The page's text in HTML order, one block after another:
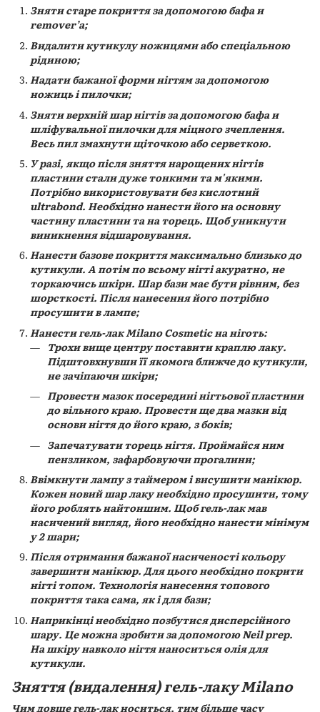
Зняти старе покриття за допомогою бафа и
remover’а;
Видалити кутикулу ножицями або спеціальною
рідиною;
Надати бажаної форми нігтям за допомогою
ножиць і пилочки;
Зняти верхній шар нігтів за допомогою бафа и
шліфувальної пилочки для міцного зчеплення.
Весь пил змахнути щіточкою або серветкою.
У разі, якщо після зняття нарощених нігтів
пластини стали дуже тонкими та м'якими.
Потрібно використовувати без кислотний
ultrabond. Необхідно нанести його на основну
частину пластини та на торець. Щоб уникнути
виникнення відшаровування.
Нанести базове покриття максимально близько до
кутикули. А потім по всьому нігті акуратно, не
торкаючись шкіри. Шар бази має бути рівним, без
шорсткості. Після нанесення його потрібно
просушити в лампе;
Нанести гель-лак Milano Cosmetic на ніготь:
Трохи вище центру поставити краплю лаку.
Підштовхнувши її якомога ближче до кутикули,
не зачіпаючи шкіри;
Провести мазок посередині нігтьової пластини
до вільного краю. Провести ще два мазки від
основи нігтя до його краю, з боків;
Запечатувати торець нігтя. Проймайся ним
пензликом, зафарбовуючи прогалини;
Ввімкнути лампу з таймером і висушити манікюр.
Кожен новий шар лаку необхідно просушити, тому
його роблять найтоншим. Щоб гель-лак мав
насичений вигляд, його необхідно нанести мінімум
у 2 шари;
Після отримання бажаної насиченості кольору
завершити манікюр. Для цього необхідно покрити
нігті топом. Технологія нанесення топового
покриття така сама, як і для бази;
Наприкінці необхідно позбутися дисперсійного
шару. Це можна зробити за допомогою Neil prep.
На шкіру навколо нігтя наноситься олія для
кутикули.
Зняття (видалення) гель-лаку Milano
Чим довше гель-лак носиться, тим більше часу